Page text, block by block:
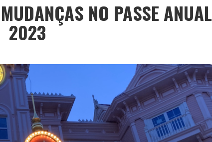
NO PASSE ANUAL
2023